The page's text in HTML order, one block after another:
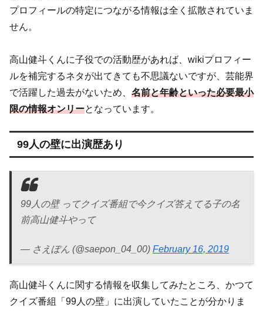
プロフィールの特定につながる情報は全く拡散されていま
せん。
高山健斗くんに子役での活動歴があれば、wikiプロフィー
ルを補完するネタが出てきても不思議ないですが、芸能界
で活躍した過去がないため、 名前と年齢といった必要最小
限の情報オンリーとなっています。
99人の壁に出演歴あり
99人の壁 ってクイズ番組で今クイズ答えてる子の名
前高山健斗やって
— さえぽん (@saepon_04_00) February 16, 2019
高山健斗くんに関する情報を収集してみたところ、かつて
クイズ番組「99人の壁」に出演していたことが分かりま